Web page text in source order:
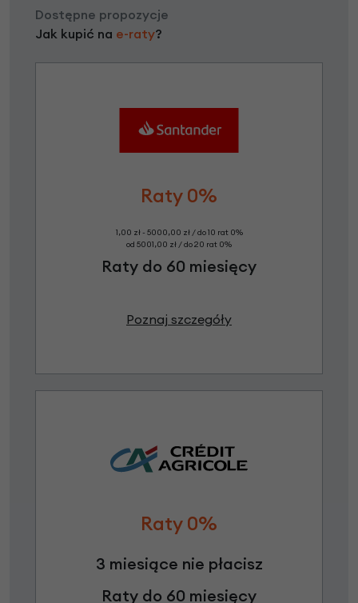
Dostępne propozycje
Jak kupić na e-raty?
Raty 0%
1,00 zł - 5000,00 zł / do 10 rat 0%
od 5001,00 zł / do 20 rat 0%
Raty do 60 miesięcy
Poznaj szczegóły
Raty 0%
3 miesiące nie płacisz
Raty do 60 miesięcy